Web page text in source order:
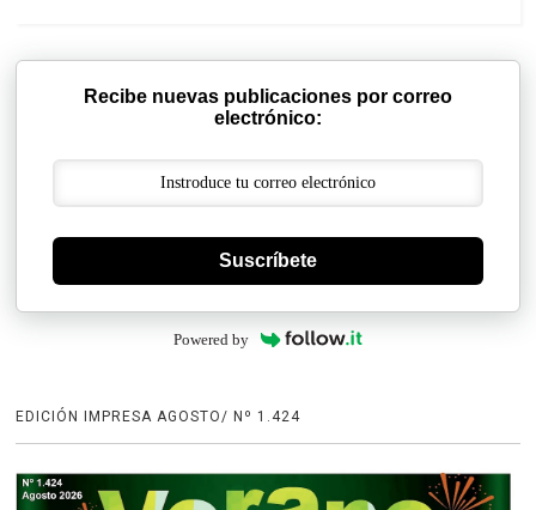
Recibe nuevas publicaciones por correo
electrónico:
Suscríbete
Powered by
EDICIÓN IMPRESA AGOSTO/ Nº 1.424